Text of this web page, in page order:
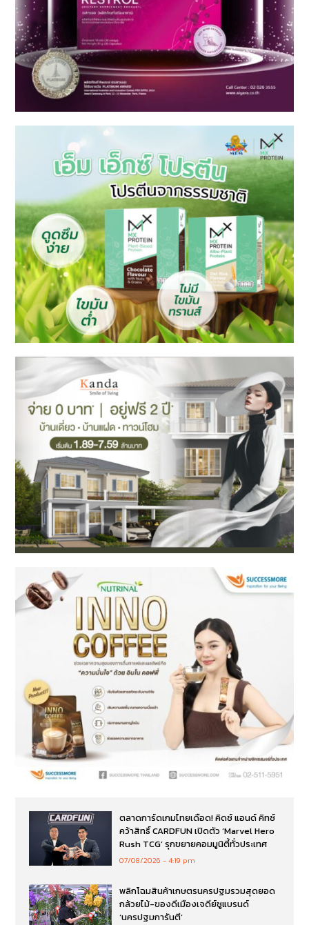
ตลาดการ์ดเกมไทยเดือด! คิดซ์ แอนด์ คิทซ์
คว้าสิทธิ์ CARDFUN เปิดตัว ‘Marvel Hero
Rush TCG’ รุกขยายคอมมูนิตี้ทั่วประเทศ
07/08/2026 4:19 pm
พลิกโฉมสินค้าเกษตรนครปฐมรวมสุดยอด
กล้วยไม้-ของดีเมืองเจดีย์ชูแบรนด์
‘นครปฐมการันตี’